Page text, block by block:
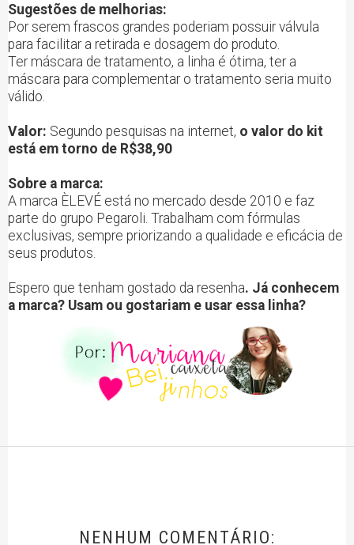
Sugestões de melhorias:
Por serem frascos grandes poderiam possuir válvula
para facilitar a retirada e dosagem do produto.
Ter máscara de tratamento, a linha é ótima, ter a
máscara para complementar o tratamento seria muito
válido.
Valor: Segundo pesquisas na internet, o valor do kit
está em torno de R$38,90
Sobre a marca:
A marca ÈLEVÉ está no mercado desde 2010 e faz
parte do grupo Pegaroli. Trabalham com fórmulas
exclusivas, sempre priorizando a qualidade e eficácia de
seus produtos.
Espero que tenham gostado da resenha. Já conhecem
a marca? Usam ou gostariam e usar essa linha?
NENHUM COMENTÁRIO: